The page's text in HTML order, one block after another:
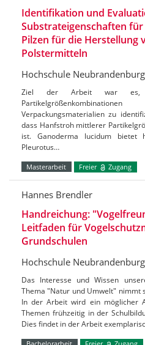
Identifikation und
Substrateigenschaften
Pilzen für die Herstellung
Polstermitteln
Hochschule
Ziel der Arbeit war es,
Verpackungsmaterialien zu
dass Hanfstroh mittlerer
ist. Ganoderma lucidum bietet
Pleurotus…
Masterarbeit Freier Zugang
Hannes Brendler
Handreichung:
Leitfaden für
Grundschulen
Hochschule
Das Interesse und Wissen
Thema "Natur und Umwelt" nimmt
In der Arbeit wird ein möglicher
Themen frühzeitig in der
Dies findet in der Arbeit